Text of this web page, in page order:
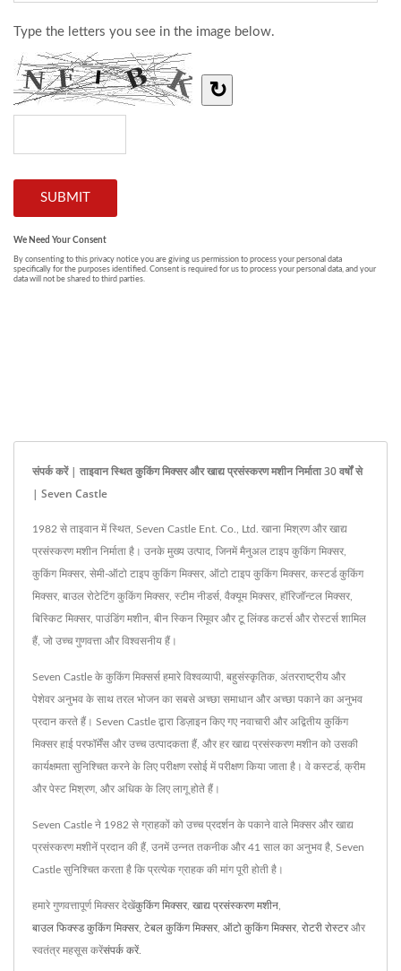
संपर्क करें | ताइवान स्थित कुकिंग मिक्सर और खाद्य प्रसंस्करण मशीन निर्माता 30 वर्षों से
| Seven Castle
1982 से ताइवान में स्थित, Seven Castle Ent. Co., Ltd. खाना मिश्रण और खाद्य
प्रसंस्करण मशीन निर्माता है। उनके मुख्य उत्पाद, जिनमें मैनुअल टाइप कुकिंग मिक्सर,
कुकिंग मिक्सर, सेमी-ऑटो टाइप कुकिंग मिक्सर, ऑटो टाइप कुकिंग मिक्सर, कस्टर्ड कुकिंग
मिक्सर, बाउल रोटेटिंग कुकिंग मिक्सर, स्टीम नीडर्स, वैक्यूम मिक्सर, हॉरिजॉन्टल मिक्सर,
बिस्किट मिक्सर, पाउंडिंग मशीन, बीन स्किन रिमूवर और टू लिंक्ड कटर्स और रोस्टर्स शामिल
हैं, जो उच्च गुणवत्ता और विश्वसनीय हैं।
Seven Castle के कुकिंग मिक्सर्स हमारे विश्वव्यापी, बहुसंस्कृतिक, अंतरराष्ट्रीय और
पेशेवर अनुभव के साथ तरल भोजन का सबसे अच्छा समाधान और अच्छा पकाने का अनुभव
प्रदान करते हैं। Seven Castle द्वारा डिज़ाइन किए गए नवाचारी और अद्वितीय कुकिंग
मिक्सर हाई परफॉर्मेंस और उच्च उत्पादकता हैं, और हर खाद्य प्रसंस्करण मशीन को उसकी
कार्यक्षमता सुनिश्चित करने के लिए परीक्षण रसोई में परीक्षण किया जाता है। वे कस्टर्ड, क्रीम
और पेस्ट मिश्रण, और अधिक के लिए लागू होते हैं।
Seven Castle ने 1982 से ग्राहकों को उच्च प्रदर्शन के पकाने वाले मिक्सर और खाद्य
प्रसंस्करण मशीनें प्रदान की हैं, उनमें उन्नत तकनीक और 41 साल का अनुभव है, Seven
Castle सुनिश्चित करता है कि प्रत्येक ग्राहक की मांग पूरी होती है।
हमारे गुणवत्तापूर्ण मिक्सर देखेंकुकिंग मिक्सर, खाद्य प्रसंस्करण मशीन
बाउल फिक्स्ड कुकिंग मिक्सर, टेबल कुकिंग मिक्सर, ऑटो कुकिंग मिक्सर, रोटरी रोस्टरऔर
स्वतंत्र महसूस करेंसंपर्क करें.